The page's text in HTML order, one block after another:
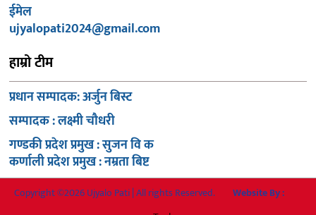
ईमेल
ujyalopati2024@gmail.com
हाम्रो टीम
प्रधान सम्पादक: अर्जुन बिस्ट
सम्पादक : लक्ष्मी चौधरी
गण्डकी प्रदेश प्रमुख : सुजन वि क
कर्णाली प्रदेश प्रमुख : नम्रता बिष्ट
Copyright ©2026 Ujyalo Pati | All rights Reserved. Website By :